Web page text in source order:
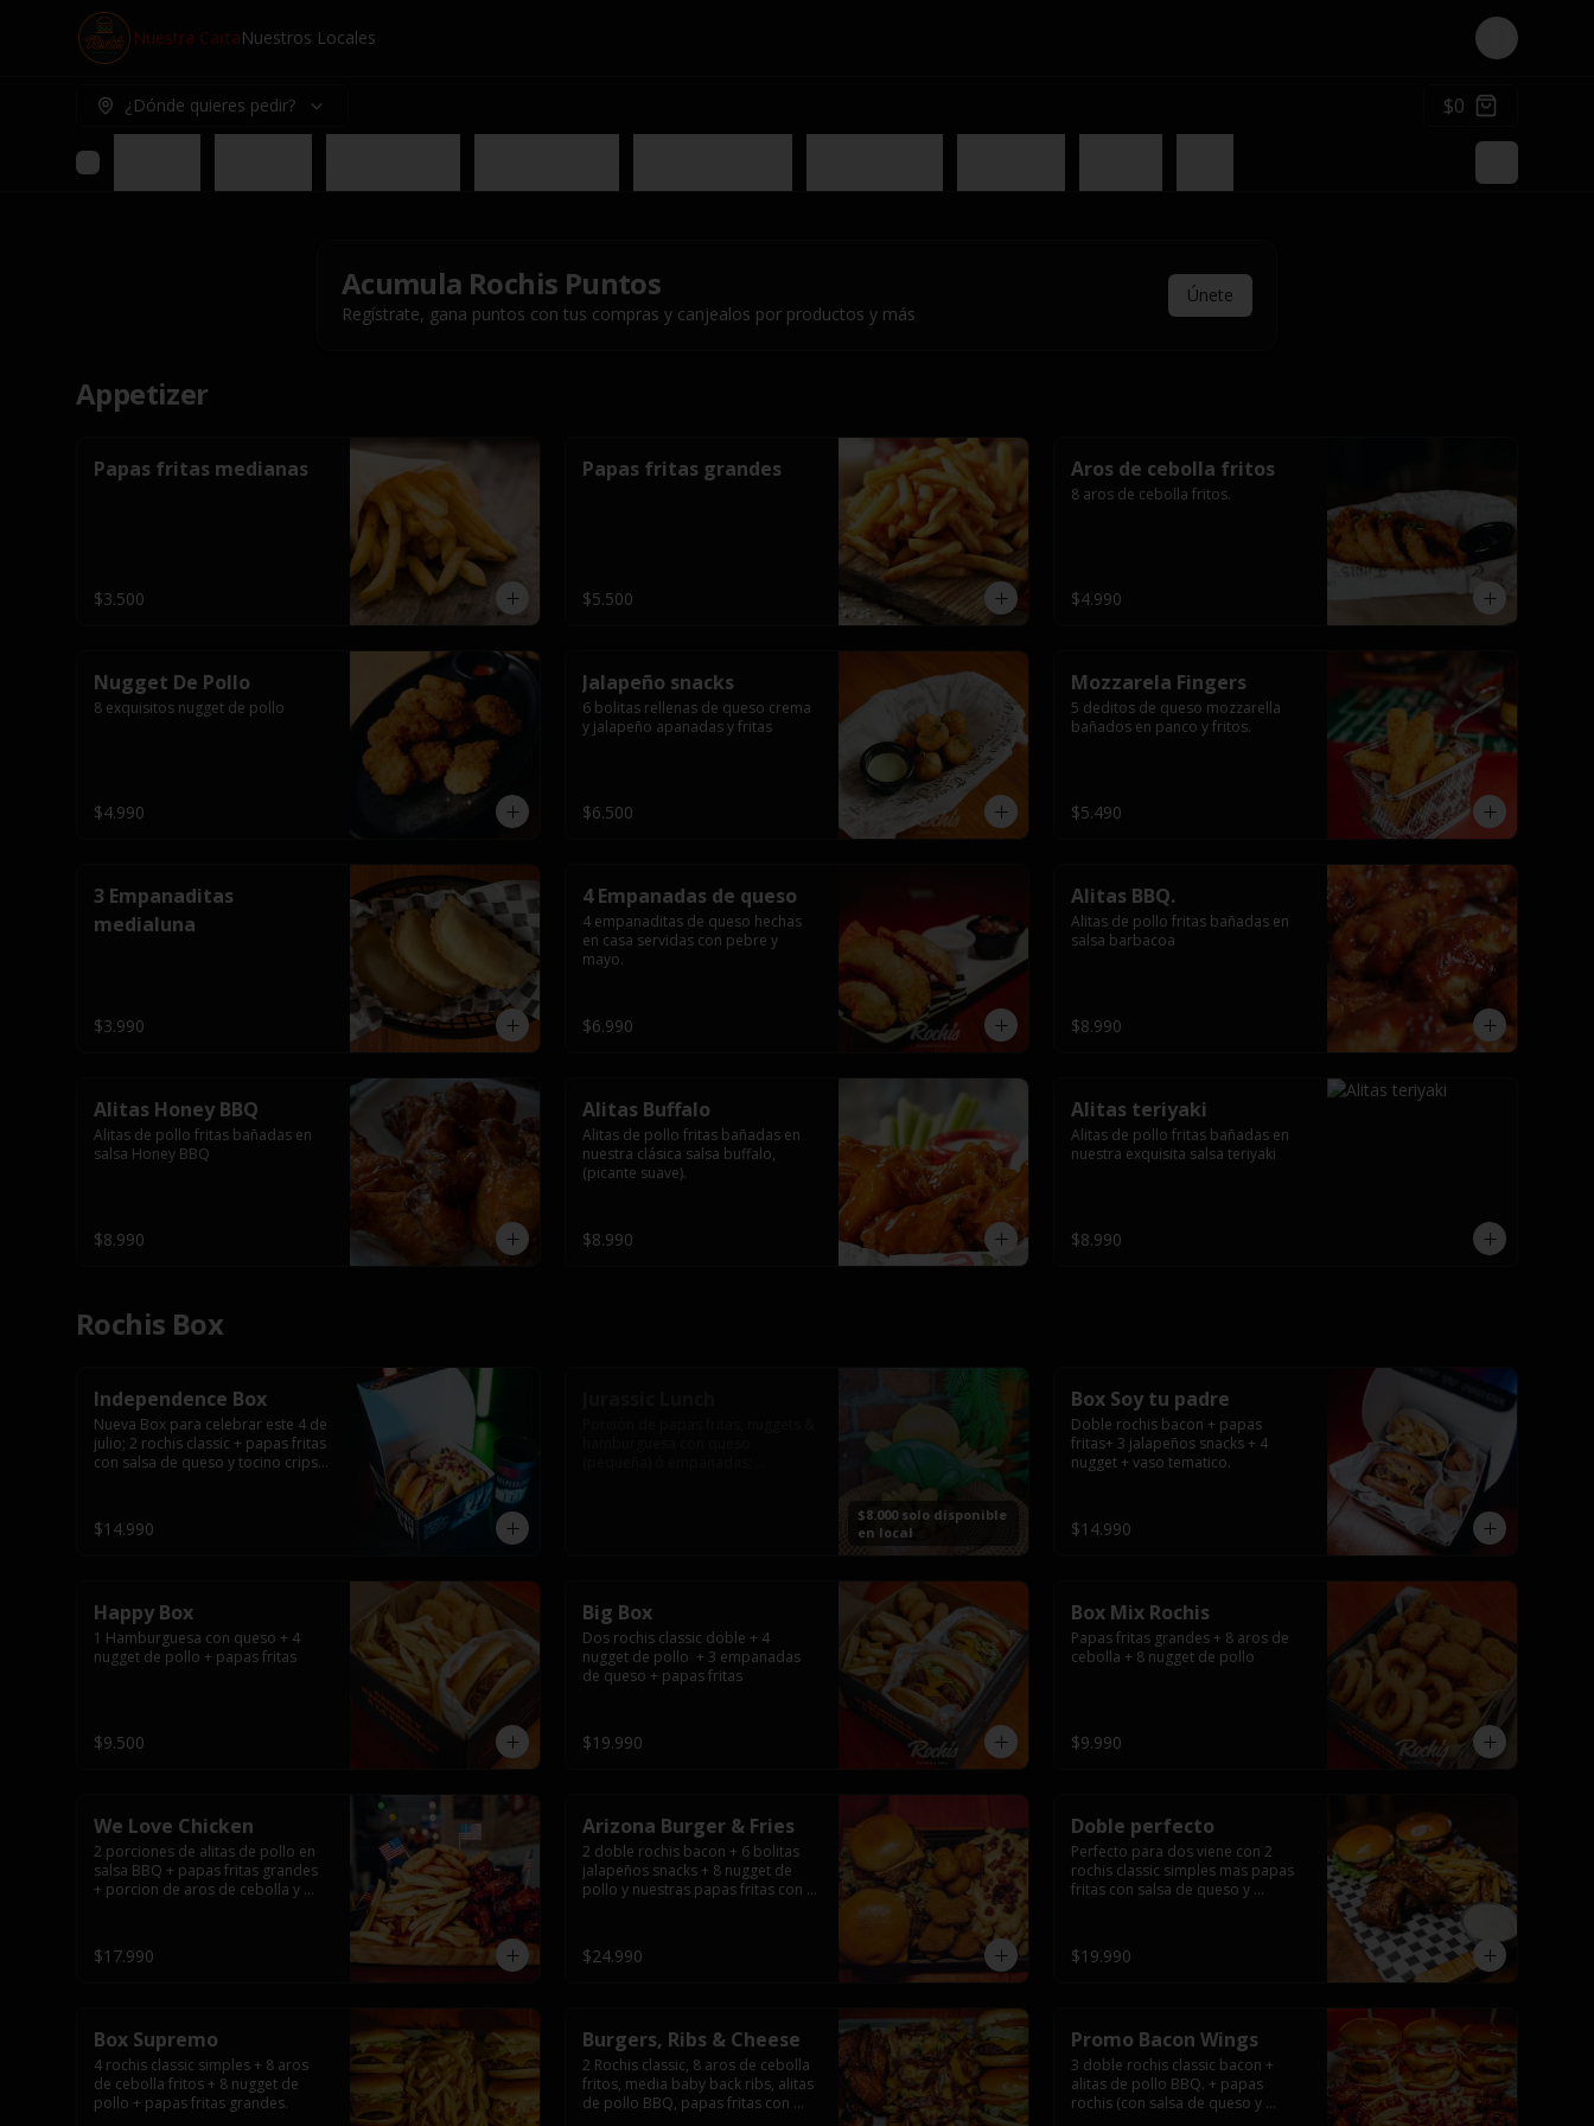
Nuestra CartaNuestros Locales Login
¿Dónde quieres pedir? $0
Acumula Rochis Puntos
Regístrate, gana puntos con tus compras y canjealos por productos y más
Únete
Appetizer
Papas fritas medianas
$3.500
Papas fritas grandes
$5.500
Aros de cebolla fritos
8 aros de cebolla fritos.
$4.990
Nugget De Pollo
8 exquisitos nugget de pollo
$4.990
Jalapeño snacks
6 bolitas rellenas de queso crema
y jalapeño apanadas y fritas
$6.500
Mozzarela Fingers
5 deditos de queso mozzarella
bañados en panco y fritos.
$5.490
3 Empanaditas
medialuna
$3.990
4 Empanadas de queso
4 empanaditas de queso hechas
en casa servidas con pebre y
mayo.
$6.990
Alitas BBQ.
Alitas de pollo fritas bañadas en
salsa barbacoa
$8.990
Alitas Honey BBQ
Alitas de pollo fritas bañadas en
salsa Honey BBQ
$8.990
Alitas Buffalo
Alitas de pollo fritas bañadas en
nuestra clásica salsa buffalo,
(picante suave).
$8.990
Alitas teriyaki
Alitas de pollo fritas bañadas en
nuestra exquisita salsa teriyaki
$8.990
Rochis Box
Independence Box
Nueva Box para celebrar este 4 de
julio; 2 rochis classic + papas fritas
con salsa de queso y tocino cripsy
$14.990
$8.000 solo disponible
en local
Box Soy tu padre
Doble rochis bacon + papas
fritas+ 3 jalapeños snacks + 4
nugget + vaso tematico.
$14.990
Happy Box
1 Hamburguesa con queso + 4
nugget de pollo + papas fritas
$9.500
Big Box
Dos rochis classic doble + 4
nugget de pollo  + 3 empanadas
de queso + papas fritas
$19.990
Box Mix Rochis
Papas fritas grandes + 8 aros de
cebolla + 8 nugget de pollo
$9.990
We Love Chicken
2 porciones de alitas de pollo en
salsa BBQ + papas fritas grandes
+ porcion de aros de cebolla y
$17.990
Arizona Burger & Fries
2 doble rochis bacon + 6 bolitas
jalapeños snacks + 8 nugget de
pollo y nuestras papas fritas con
$24.990
Doble perfecto
Perfecto para dos viene con 2
rochis classic simples mas papas
fritas con salsa de queso y
$19.990
Box Supremo
4 rochis classic simples + 8 aros
de cebolla fritos + 8 nugget de
pollo + papas fritas grandes.
Burgers, Ribs & Cheese
2 Rochis classic, 8 aros de cebolla
fritos, media baby back ribs, alitas
de pollo BBQ, papas fritas con
Promo Bacon Wings
3 doble rochis classic bacon +
alitas de pollo BBQ. + papas
rochis (con salsa de queso y